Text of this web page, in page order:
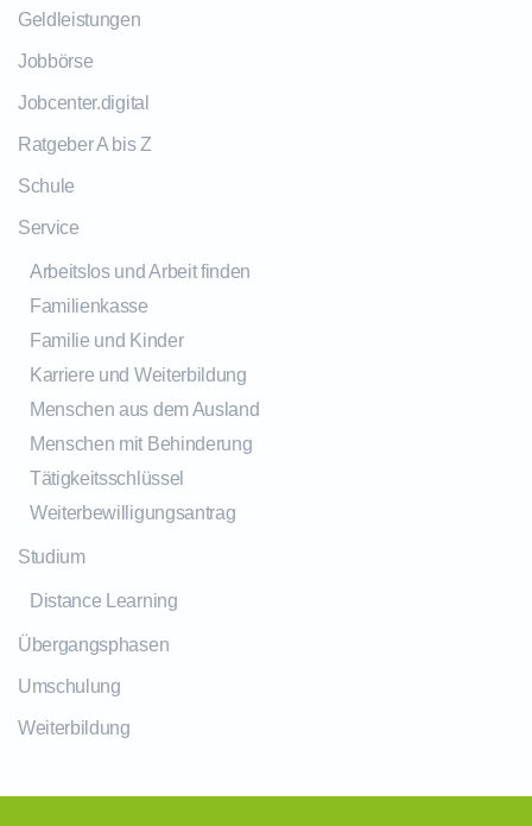
Geldleistungen
Jobbörse
Jobcenter.digital
Ratgeber A bis Z
Schule
Service
Arbeitslos und Arbeit finden
Familienkasse
Familie und Kinder
Karriere und Weiterbildung
Menschen aus dem Ausland
Menschen mit Behinderung
Tätigkeitsschlüssel
Weiterbewilligungsantrag
Studium
Distance Learning
Übergangsphasen
Umschulung
Weiterbildung